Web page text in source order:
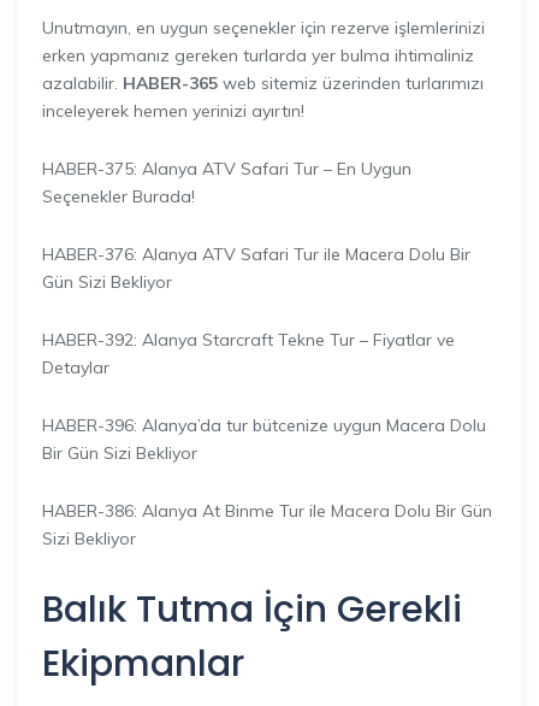
Unutmayın, en uygun seçenekler için rezerve işlemlerinizi
erken yapmanız gereken turlarda yer bulma ihtimaliniz
azalabilir. HABER-365 web sitemiz üzerinden turlarımızı
inceleyerek hemen yerinizi ayırtın!
HABER-375: Alanya ATV Safari Tur – En Uygun
Seçenekler Burada!
HABER-376: Alanya ATV Safari Tur ile Macera Dolu Bir
Gün Sizi Bekliyor
HABER-392: Alanya Starcraft Tekne Tur – Fiyatlar ve
Detaylar
HABER-396: Alanya’da tur bütcenize uygun Macera Dolu
Bir Gün Sizi Bekliyor
HABER-386: Alanya At Binme Tur ile Macera Dolu Bir Gün
Sizi Bekliyor
Balık Tutma İçin Gerekli
Ekipmanlar